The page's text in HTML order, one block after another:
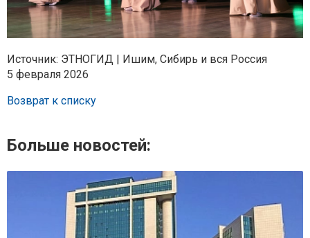
Источник: ЭТНОГИД | Ишим, Сибирь и вся Россия
5 февраля 2026
Возврат к списку
Больше новостей: